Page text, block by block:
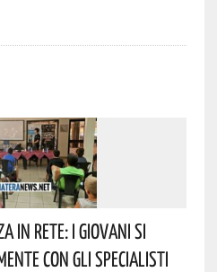
In Rete: I Giovani Si
Con Gli Specialisti